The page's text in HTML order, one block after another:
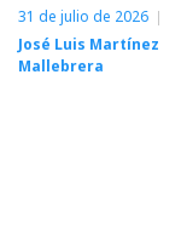
31 de julio de 2026
José Luis Martínez
Mallebrera